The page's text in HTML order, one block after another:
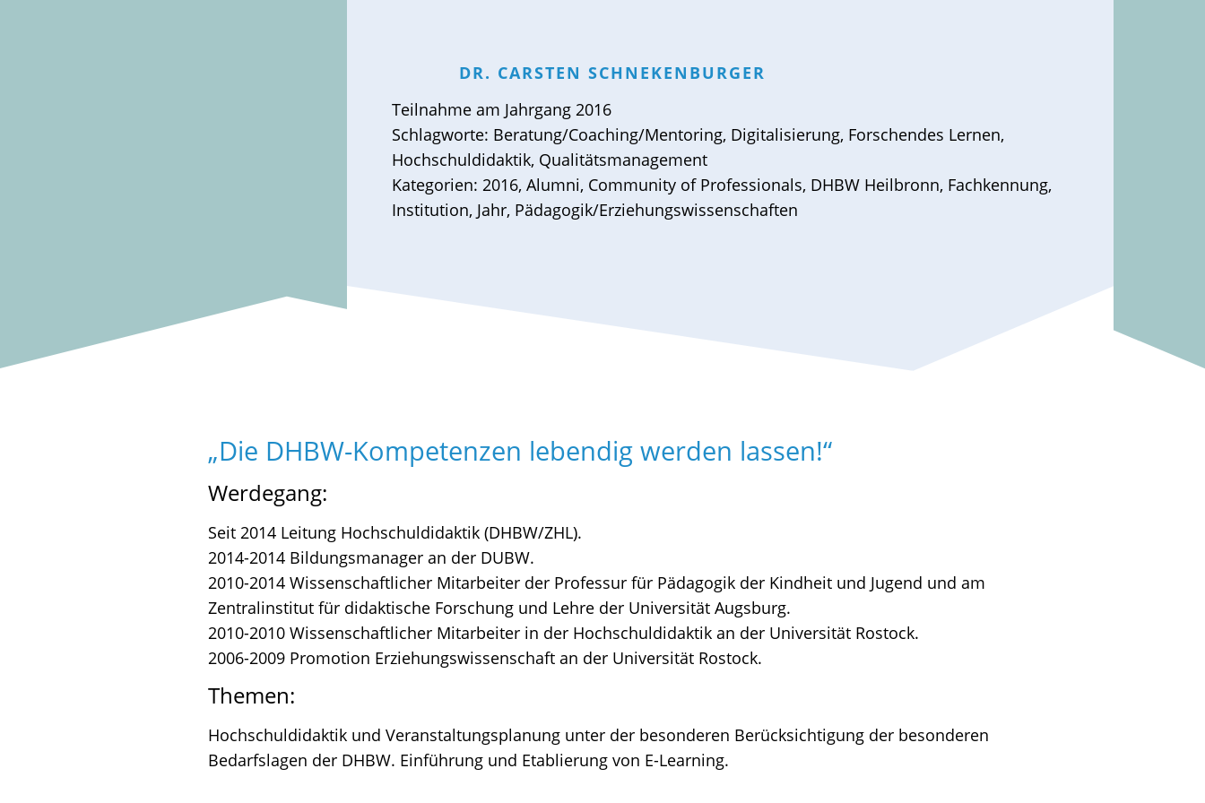
DR. CARSTEN SCHNEKENBURGER
Teilnahme am Jahrgang 2016
Schlagworte: Beratung/Coaching/Mentoring, Digitalisierung, Forschendes Lernen,
Hochschuldidaktik, Qualitätsmanagement
Kategorien: 2016, Alumni, Community of Professionals, DHBW Heilbronn, Fachkennung,
Institution, Jahr, Pädagogik/Erziehungswissenschaften
„Die DHBW-Kompetenzen lebendig werden lassen!“
Werdegang:
Seit 2014 Leitung Hochschuldidaktik (DHBW/ZHL).
2014-2014 Bildungsmanager an der DUBW.
2010-2014 Wissenschaftlicher Mitarbeiter der Professur für Pädagogik der Kindheit und Jugend und am
Zentralinstitut für didaktische Forschung und Lehre der Universität Augsburg.
2010-2010 Wissenschaftlicher Mitarbeiter in der Hochschuldidaktik an der Universität Rostock.
2006-2009 Promotion Erziehungswissenschaft an der Universität Rostock.
Themen:
Hochschuldidaktik und Veranstaltungsplanung unter der besonderen Berücksichtigung der besonderen
Bedarfslagen der DHBW. Einführung und Etablierung von E-Learning.